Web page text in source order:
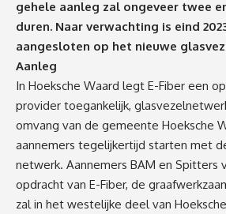
gehele aanleg zal ongeveer twee
duren. Naar verwachting is eind
aangesloten op het nieuwe
Aanleg
In Hoeksche Waard legt E-Fiber een
provider toegankelijk,
omvang van de gemeente Hoeksche
aannemers tegelijkertijd starten met
netwerk. Aannemers BAM en Spitters
opdracht van E-Fiber, de
zal in het westelijke deel van